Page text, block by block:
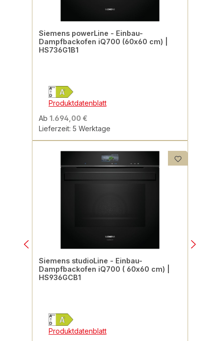
Siemens powerLine - Einbau-
Dampfbackofen iQ700 (60x60 cm) |
HS736G1B1
Produktdatenblatt
Ab 1.694,00 €
Lieferzeit: 5 Werktage
Siemens studioLine - Einbau-
Dampfbackofen iQ700 ( 60x60 cm) |
HS936GCB1
Produktdatenblatt